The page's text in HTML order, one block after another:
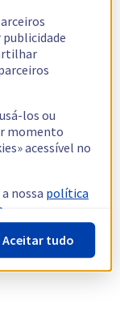
los ou
momento
acessível no
nossa política
Aceitar tudo